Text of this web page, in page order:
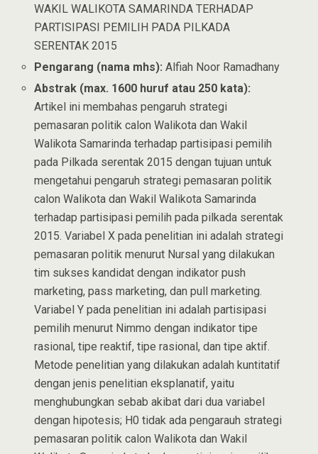
WAKIL WALIKOTA SAMARINDA TERHADAP
PARTISIPASI PEMILIH PADA PILKADA
SERENTAK 2015
Pengarang (nama mhs): Alfiah Noor Ramadhany
Abstrak (max. 1600 huruf atau 250 kata):
Artikel ini membahas pengaruh strategi
pemasaran politik calon Walikota dan Wakil
Walikota Samarinda terhadap partisipasi pemilih
pada Pilkada serentak 2015 dengan tujuan untuk
mengetahui pengaruh strategi pemasaran politik
calon Walikota dan Wakil Walikota Samarinda
terhadap partisipasi pemilih pada pilkada serentak
2015. Variabel X pada penelitian ini adalah strategi
pemasaran politik menurut Nursal yang dilakukan
tim sukses kandidat dengan indikator push
marketing, pass marketing, dan pull marketing.
Variabel Y pada penelitian ini adalah partisipasi
pemilih menurut Nimmo dengan indikator tipe
rasional, tipe reaktif, tipe rasional, dan tipe aktif.
Metode penelitian yang dilakukan adalah kuntitatif
dengan jenis penelitian eksplanatif, yaitu
menghubungkan sebab akibat dari dua variabel
dengan hipotesis; H0 tidak ada pengarauh strategi
pemasaran politik calon Walikota dan Wakil